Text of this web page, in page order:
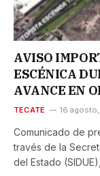
AVISO
ESCÉNICA
AVANCE EN
TECATE 16
Comunicado de
través de la
del Estado